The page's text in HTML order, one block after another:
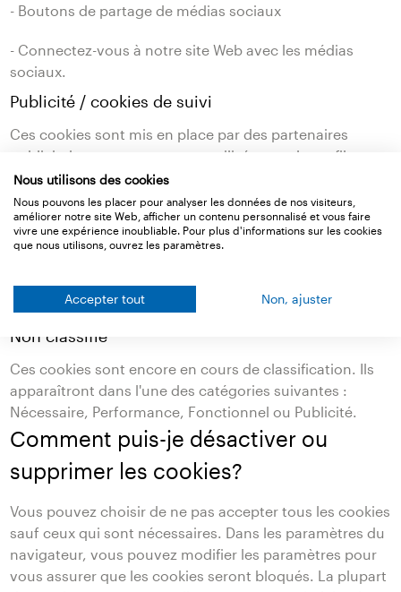
- Boutons de partage de médias sociaux
- Connectez-vous à notre site Web avec les médias
sociaux.
Publicité / cookies de suivi
Ces cookies sont mis en place par des partenaires
publicitaires externes et sont utilisés pour le profilage et
le suivi des données sur plusieurs sites Web. Si vous
acceptez ces cookies, nous pouvons afficher nos
publicités sur d'autres sites Web en fonction de votre
profil d'utilisateur et de vos préférences. Ces cookies
visiteurs qui ont vu ou cliqué sur nos publicités afin
d'optimiser vos campagnes publicitaires.
Non classifié
Ces cookies sont encore en cours de classification. Ils
apparaîtront dans l'une des catégories suivantes :
Nécessaire, Performance, Fonctionnel ou Publicité.
Comment puis-je désactiver ou
supprimer les cookies?
Vous pouvez choisir de ne pas accepter tous les cookies
sauf ceux qui sont nécessaires. Dans les paramètres du
navigateur, vous pouvez modifier les paramètres pour
vous assurer que les cookies seront bloqués. La plupart
Nous utilisons des cookies
Nous pouvons les placer pour analyser les données de nos visiteurs,
améliorer notre site Web, afficher un contenu personnalisé et vous faire
vivre une expérience inoubliable. Pour plus d'informations sur les cookies
que nous utilisons, ouvrez les paramètres.
Accepter tout Non, ajuster